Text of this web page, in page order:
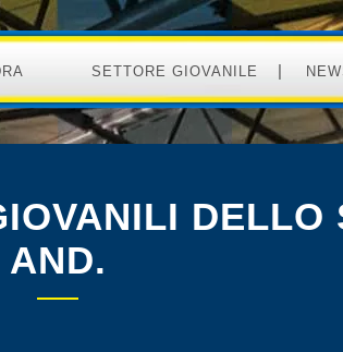
SETTORE GIOVANILE
DELLO
AND.